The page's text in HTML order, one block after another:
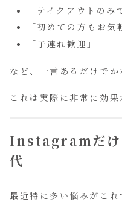
「テイクアウトのみ
「初めての方もお気
「子連れ歓迎」
など、一言あるだけでか
これは実際に非常に効果
Instagramだけ
代
最近特に多い悩みがこれ